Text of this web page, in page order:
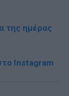
της ημέρας
Instagram